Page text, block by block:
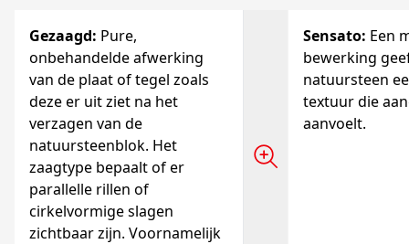
Gezaagd: Pure,
onbehandelde afwerking
van de plaat of tegel zoals
deze er uit ziet na het
verzagen van de
natuursteenblok. Het
zaagtype bepaalt of er
parallelle rillen of
cirkelvormige slagen
zichtbaar zijn. Voornamelijk
Sensato: Een
bewerking
natuursteen
textuur die
aanvoelt.